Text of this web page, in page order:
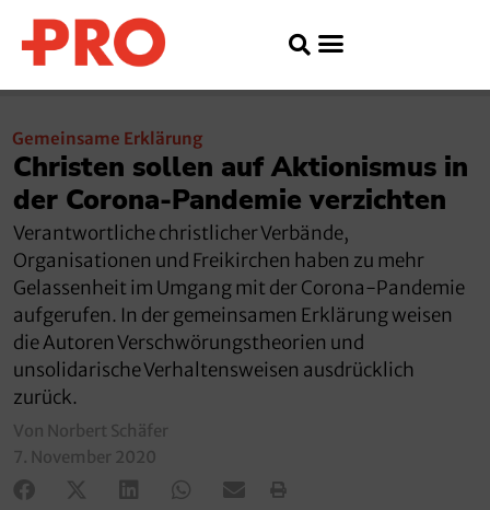
Gemeinsame Erklärung
Christen sollen auf Aktionismus in
der Corona-Pandemie verzichten
Verantwortliche christlicher Verbände,
Organisationen und Freikirchen haben zu mehr
Gelassenheit im Umgang mit der Corona-Pandemie
aufgerufen. In der gemeinsamen Erklärung weisen
die Autoren Verschwörungstheorien und
unsolidarische Verhaltensweisen ausdrücklich
zurück.
Von Norbert Schäfer
7. November 2020